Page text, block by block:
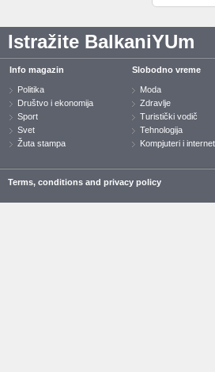
Istražite BalkaniYUm
Info magazin
Politika
Društvo i ekonomija
Sport
Svet
Žuta stampa
Slobodno vreme
Moda
Zdravlje
Turistički vodič
Tehnologija
Kompjuteri i internet
Terms, conditions and privacy policy